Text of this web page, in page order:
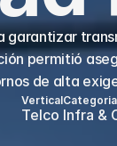
garantizar
permitió
de alta
Vertical
Telco
Categoria
Infra &